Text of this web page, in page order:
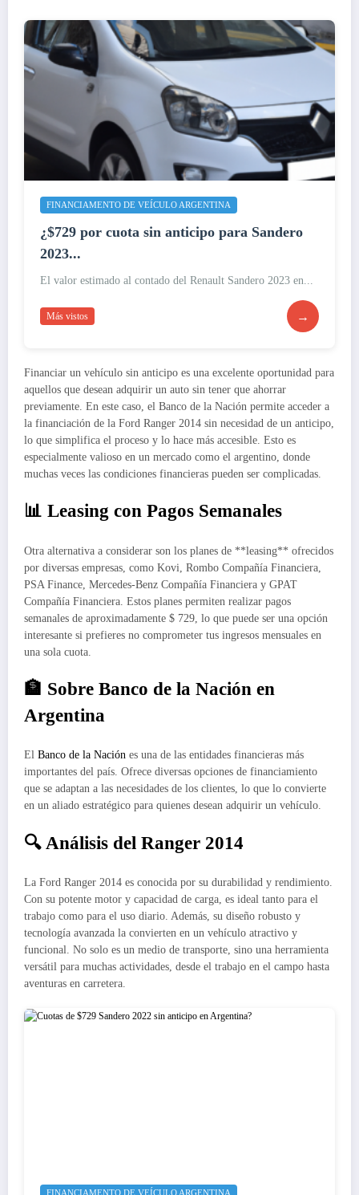
FINANCIAMENTO DE VEÍCULO ARGENTINA
¿$729 por cuota sin anticipo para Sandero
2023...
El valor estimado al contado del Renault Sandero 2023 en...
Más vistos →
Financiar un vehículo sin anticipo es una excelente oportunidad para
aquellos que desean adquirir un auto sin tener que ahorrar
previamente. En este caso, el Banco de la Nación permite acceder a
la financiación de la Ford Ranger 2014 sin necesidad de un anticipo,
lo que simplifica el proceso y lo hace más accesible. Esto es
especialmente valioso en un mercado como el argentino, donde
muchas veces las condiciones financieras pueden ser complicadas.
📊 Leasing con Pagos Semanales
Otra alternativa a considerar son los planes de **leasing** ofrecidos
por diversas empresas, como Kovi, Rombo Compañía Financiera,
PSA Finance, Mercedes-Benz Compañía Financiera y GPAT
Compañía Financiera. Estos planes permiten realizar pagos
semanales de aproximadamente $ 729, lo que puede ser una opción
interesante si prefieres no comprometer tus ingresos mensuales en
una sola cuota.
🏦 Sobre Banco de la Nación en
Argentina
El Banco de la Nación es una de las entidades financieras más
importantes del país. Ofrece diversas opciones de financiamiento
que se adaptan a las necesidades de los clientes, lo que lo convierte
en un aliado estratégico para quienes desean adquirir un vehículo.
🔍 Análisis del Ranger 2014
La Ford Ranger 2014 es conocida por su durabilidad y rendimiento.
Con su potente motor y capacidad de carga, es ideal tanto para el
trabajo como para el uso diario. Además, su diseño robusto y
tecnología avanzada la convierten en un vehículo atractivo y
funcional. No solo es un medio de transporte, sino una herramienta
versátil para muchas actividades, desde el trabajo en el campo hasta
aventuras en carretera.
FINANCIAMENTO DE VEÍCULO ARGENTINA